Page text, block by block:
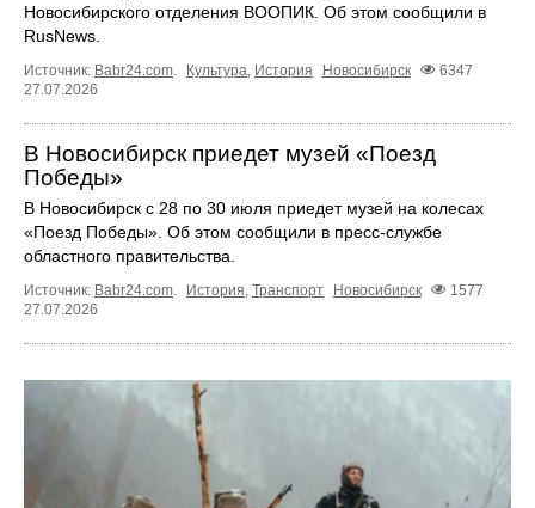
Новосибирского отделения ВООПИК. Об этом сообщили в
RusNews.
Источник: Babr24.com Культура История Новосибирск
6347
27.07.2026
В Новосибирск приедет музей «Поезд
Победы»
В Новосибирск с 28 по 30 июля приедет музей на колесах
«Поезд Победы». Об этом сообщили в пресс-службе
областного правительства.
Источник: Babr24.com. История, Транспорт Новосибирск
1577
27.07.2026